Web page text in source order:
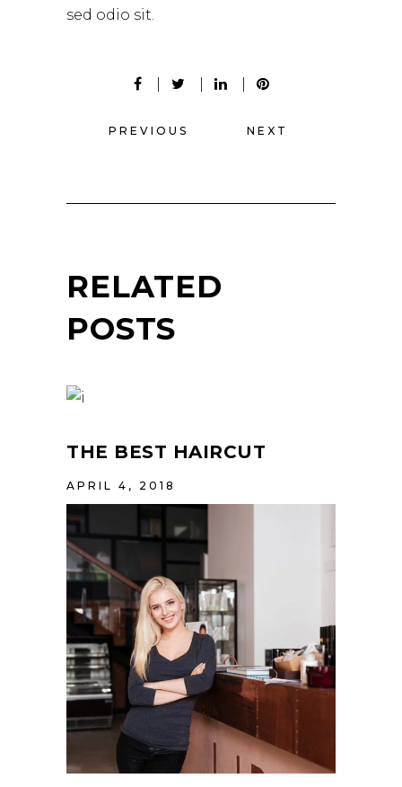
sed odio sit.
PREVIOUS NEXT
RELATED
POSTS
THE BEST HAIRCUT
APRIL 4, 2018